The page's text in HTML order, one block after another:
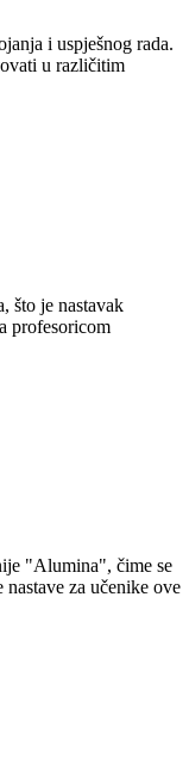
i uspješnog rada.
u različitim
što je nastavak
profesoricom
"Alumina", čime se
za učenike ove